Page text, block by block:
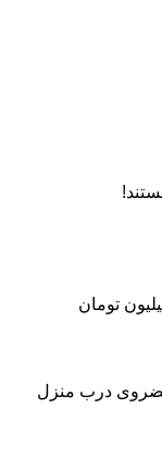
حضروی درب منزل